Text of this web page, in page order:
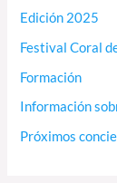
Edición 2025
Festival Coral
Formación
Información
Próximos